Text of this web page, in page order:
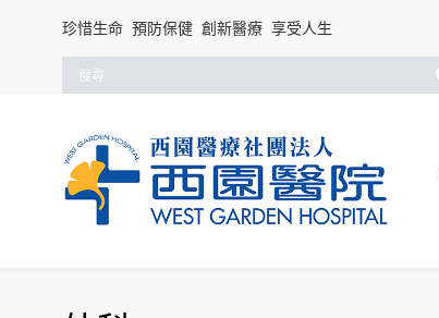
珍惜生命 預防保健 創新醫療 享受人生